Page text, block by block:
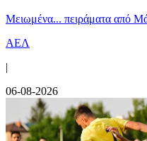
Μειωμένα... πειράματα από
ΑΕΛ
|
06-08-2026